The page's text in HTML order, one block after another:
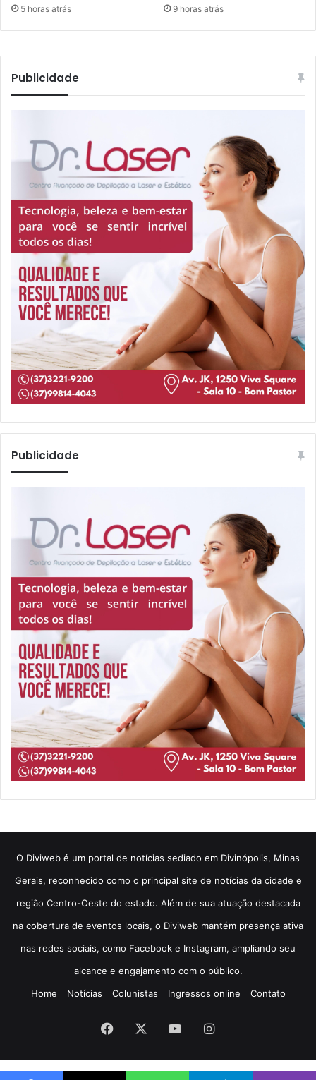
5 horas atrás 9 horas atrás
Publicidade
Publicidade
​O Diviweb é um portal de notícias sediado em Divinópolis, Minas
Gerais, reconhecido como o principal site de notícias da cidade e
região Centro-Oeste do estado. Além de sua atuação destacada
na cobertura de eventos locais, o Diviweb mantém presença ativa
nas redes sociais, como Facebook e Instagram, ampliando seu
alcance e engajamento com o público.
Home
Notícias Colunistas Ingressos online Contato
Facebook YouTubeInstagram